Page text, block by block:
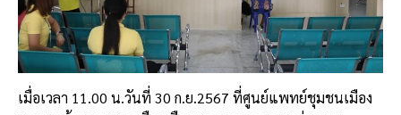
เมื่อเวลา 11.00 น.วันที่ 30 ก.ย.2567 ที่ศูนย์แพทย์ชุมชนเมือง